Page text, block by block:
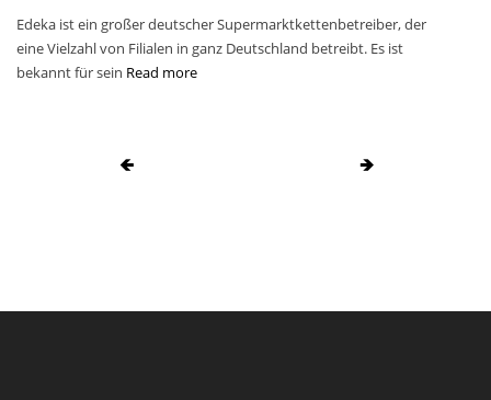
Edeka ist ein großer deutscher Supermarktkettenbetreiber, der
eine Vielzahl von Filialen in ganz Deutschland betreibt. Es ist
bekannt für sein Read more
🡸 🡺